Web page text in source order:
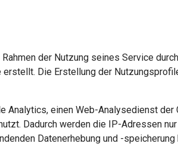
der Nutzung seines Service
Die Erstellung der
einen Web-Analysedienst der
Dadurch werden die IP-Adressen
Datenerhebung und -